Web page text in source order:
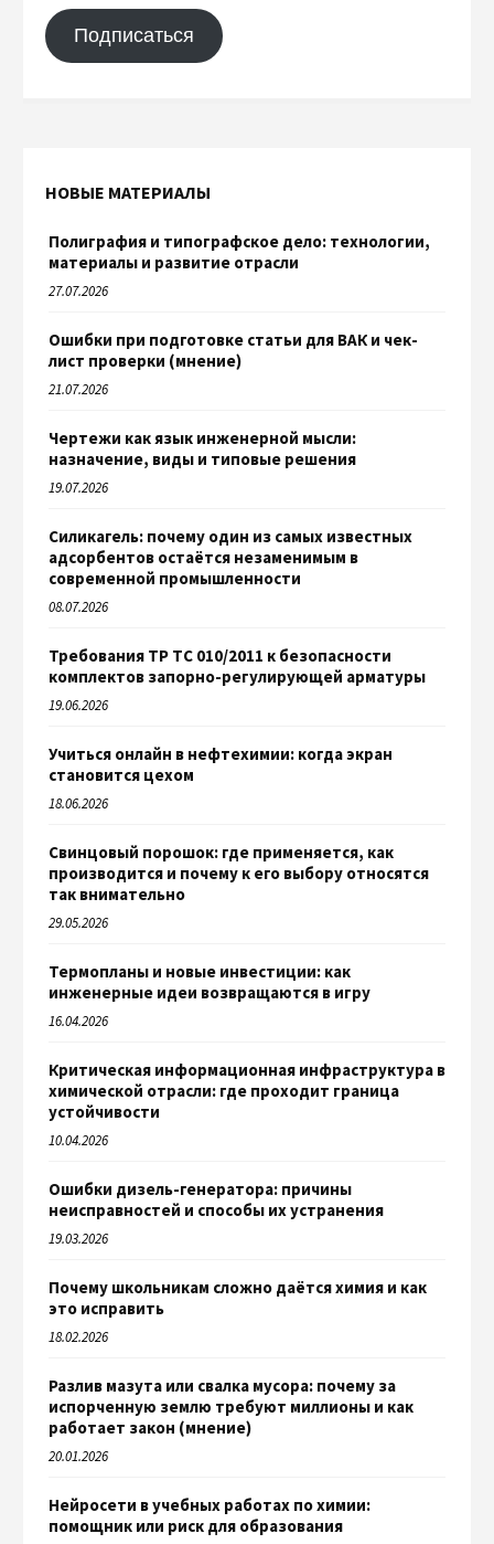
Подписаться
НОВЫЕ МАТЕРИАЛЫ
Полиграфия и типографское дело: технологии,
материалы и развитие отрасли
27.07.2026
Ошибки при подготовке статьи для ВАК и чек-
лист проверки (мнение)
21.07.2026
Чертежи как язык инженерной мысли:
назначение, виды и типовые решения
19.07.2026
Силикагель: почему один из самых известных
адсорбентов остаётся незаменимым в
современной промышленности
08.07.2026
Требования ТР ТС 010/2011 к безопасности
комплектов запорно-регулирующей арматуры
19.06.2026
Учиться онлайн в нефтехимии: когда экран
становится цехом
18.06.2026
Свинцовый порошок: где применяется, как
производится и почему к его выбору относятся
так внимательно
29.05.2026
Термопланы и новые инвестиции: как
инженерные идеи возвращаются в игру
16.04.2026
Критическая информационная инфраструктура в
химической отрасли: где проходит граница
устойчивости
10.04.2026
Ошибки дизель-генератора: причины
неисправностей и способы их устранения
19.03.2026
Почему школьникам сложно даётся химия и как
это исправить
18.02.2026
Разлив мазута или свалка мусора: почему за
испорченную землю требуют миллионы и как
работает закон (мнение)
20.01.2026
Нейросети в учебных работах по химии:
помощник или риск для образования